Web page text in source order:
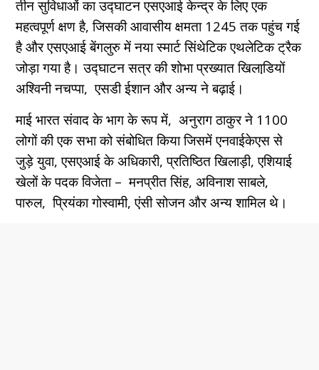
तीन सुविधाओं का उद्घाटन एसएआई केन्‍द्र के लिए एक
महत्वपूर्ण क्षण है, जिसकी आवासीय क्षमता 1245 तक पहुंच गई
है और एसएआई बेंगलुरु में नया स्मार्ट सिंथेटिक एथलेटिक ट्रैक
जोड़ा गया है। उद्घाटन सत्र की शोभा प्रख्यात खिलाडि़यों
अश्विनी नचप्पा, एसडी ईशान और अन्य ने बढ़ाई।
माई भारत संवाद के भाग के रूप में, अनुराग ठाकुर ने 1100
लोगों की एक सभा को संबोधित किया जिसमें एनवाईकेएस से
जुड़े युवा, एसएआई के अधिकारी, प्रतिष्ठित खिलाड़ी, एशियाई
खेलों के पदक विजेता – मनप्रीत सिंह, अविनाश साबले,
पारुल, प्रियंका गोस्वामी, एंसी सोजन और अन्य शामिल थे।